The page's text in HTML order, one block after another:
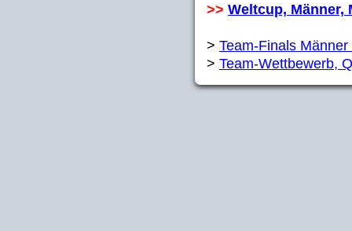
>> Weltcup, Männer,
> Team-Finals
> Team-Wettbewerb,